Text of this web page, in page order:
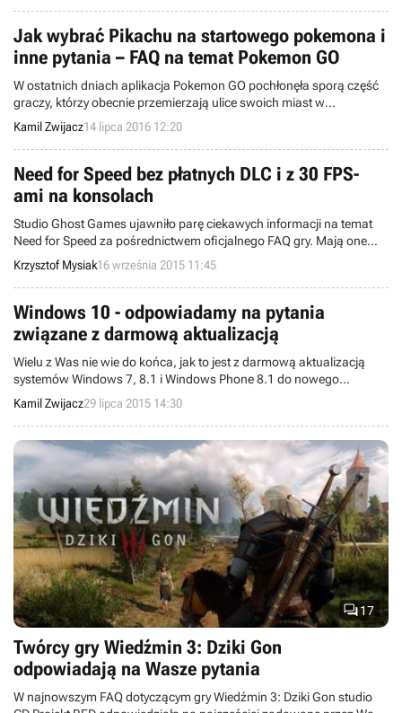
Jak wybrać Pikachu na startowego pokemona i
inne pytania – FAQ na temat Pokemon GO
W ostatnich dniach aplikacja Pokemon GO pochłonęła sporą część
graczy, którzy obecnie przemierzają ulice swoich miast w
poszukiwaniu pokemonów. Jeżeli nie zaczęliście jeszcze zabawy, to
przygotowaliśmy dla Was kilka porad ułatwiających rozpoczęcie
przygody z nowym mobilnym hitem.
Kamil Zwijacz14 lipca 2016 12:20
Need for Speed bez płatnych DLC i z 30 FPS-
ami na konsolach
Studio Ghost Games ujawniło parę ciekawych informacji na temat
Need for Speed za pośrednictwem oficjalnego FAQ gry. Mają one
związek m.in. z polityką dotyczącą DLC i mikrotransakcji oraz
płynnością rozgrywki na konsolach w omawianej samochodówce.
Krzysztof Mysiak16 września 2015 11:45
Windows 10 - odpowiadamy na pytania
związane z darmową aktualizacją
Wielu z Was nie wie do końca, jak to jest z darmową aktualizacją
systemów Windows 7, 8.1 i Windows Phone 8.1 do nowego
Windowsa 10. Postanowiliśmy więc wyjaśnić kilka kwestii
związanych z tym zagadnieniem.
Kamil Zwijacz29 lipca 2015 14:30
17
Twórcy gry Wiedźmin 3: Dziki Gon
odpowiadają na Wasze pytania
W najnowszym FAQ dotyczącym gry Wiedźmin 3: Dziki Gon studio